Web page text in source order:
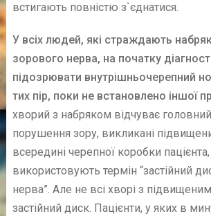
встигають повністю з`єднатися.
У всіх людей, які страждають
зорового нерва, на початку
підозрювати внутрішньочерепний
тих пір, поки не встановлено іншої
хворий з набряком відчуває головний
порушення зору, викликані
всередині черепної коробки пацієнта,
використовують термін “застійний
нерва”. Але не всі хворі з
застійний диск. Пацієнти, у яких в